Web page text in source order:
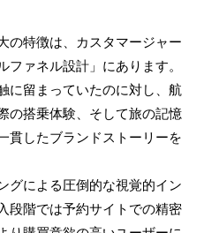
の特徴は、カスタマージャー
ファネル設計」にあります。
に留まっていたのに対し、航
の搭乗体験、そして旅の記憶
貫したブランドストーリーを
グによる圧倒的な視覚的イン
段階では予約サイトでの精密